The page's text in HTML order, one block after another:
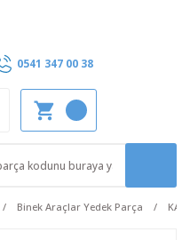
0541 347 00 38
Binek Araçlar Yedek Parça KA